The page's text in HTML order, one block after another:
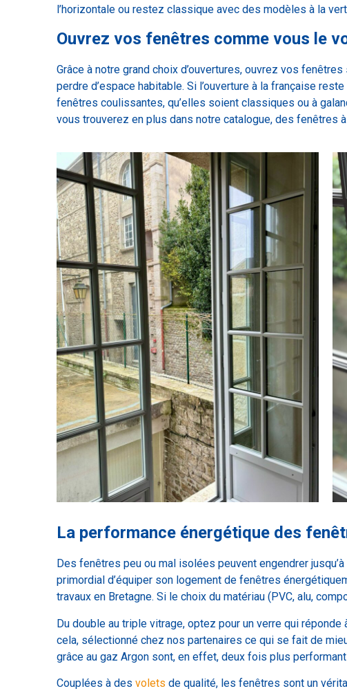
l’horizontale ou restez classique avec des modèles à la
Ouvrez vos fenêtres comme vous le
Grâce à notre grand choix d’ouvertures, ouvrez vos
perdre d’espace habitable. Si l’ouverture à la française
fenêtres coulissantes, qu’elles soient classiques ou à
vous trouverez en plus dans notre catalogue, des fenêtres
La performance énergétique des
Des fenêtres peu ou mal isolées peuvent engendrer
primordial d’équiper son logement de fenêtres
travaux en Bretagne. Si le choix du matériau (PVC, alu,
Du double au triple vitrage, optez pour un verre qui
cela, sélectionné chez nos partenaires ce qui se fait de
grâce au gaz Argon sont, en effet, deux fois plus
Couplées à des volets de qualité, les fenêtres sont un